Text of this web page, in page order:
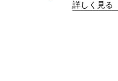
詳しく見る